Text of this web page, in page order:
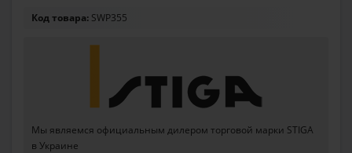
Код товара: SWP355
Мы являемся официальным дилером торговой марки STIGA
в Украине